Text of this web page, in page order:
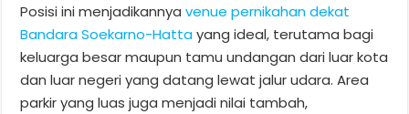
Posisi ini menjadikannyavenue pernikahan dekat
Bandara Soekarno-Hattayang ideal, terutama bagi
keluarga besar maupun tamu undangan dari luar kota
dan luar negeri yang datang lewat jalur udara. Area
parkir yang luas juga menjadi nilai tambah,